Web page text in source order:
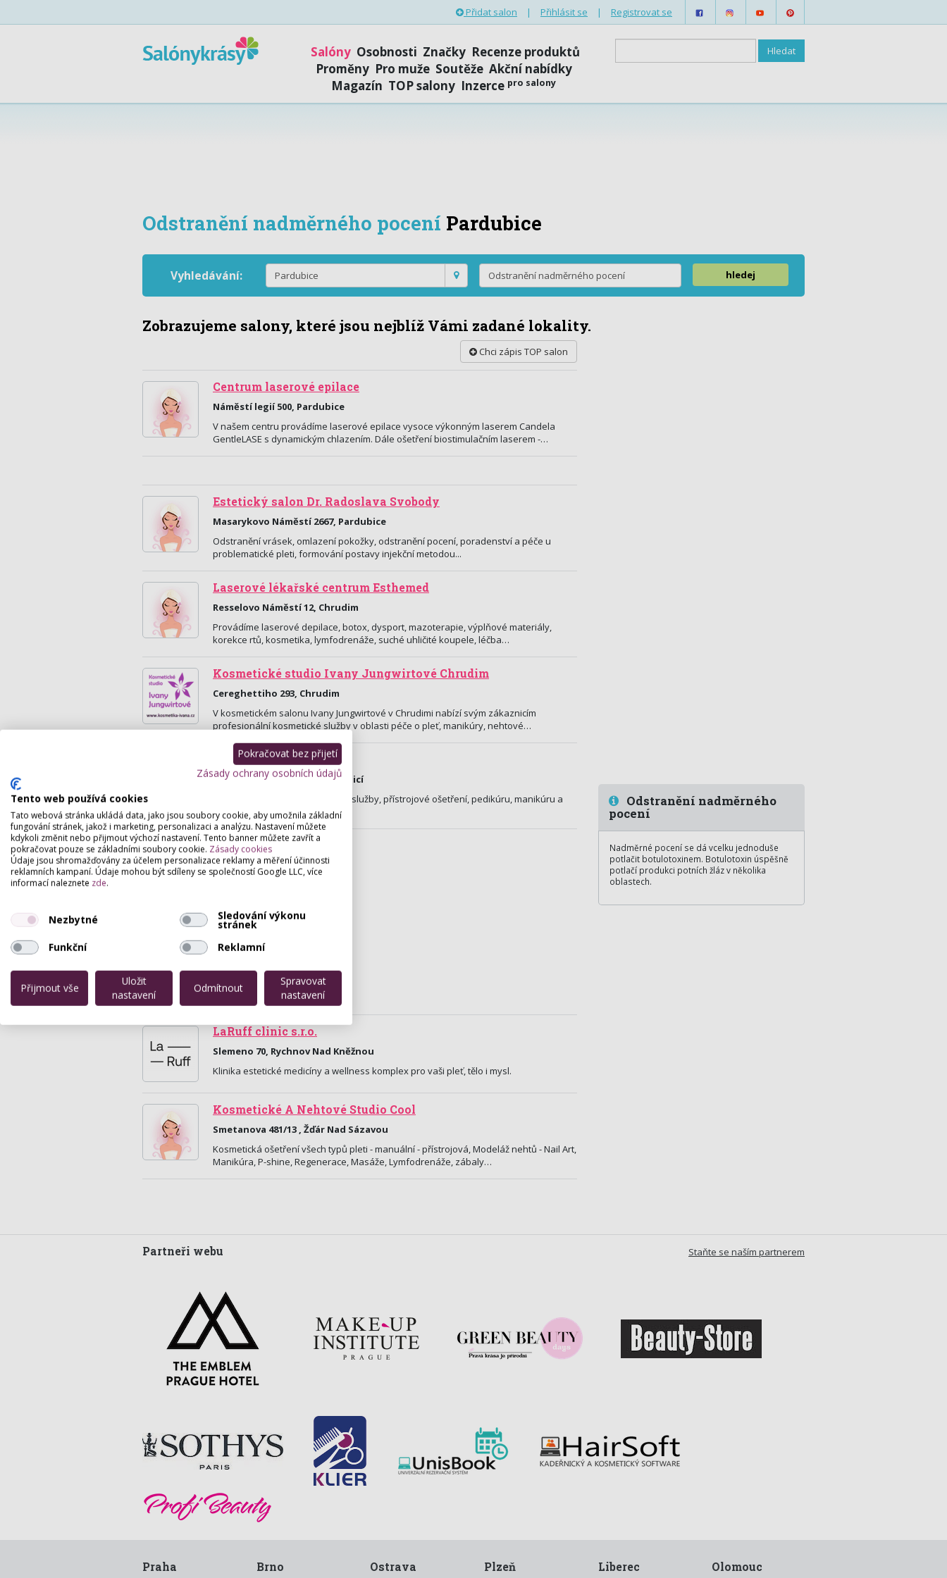
Přidat salon | Přihlásit se | Registrovat se
Salóny Osobnosti Značky Recenze produktů
Proměny Pro muže Soutěže Akční nabídky
Magazín TOP salony Inzerce pro salony
Odstranění nadměrného pocení Pardubice
Vyhledávání: hledej
Zobrazujeme salony, které jsou nejblíž Vámi zadané lokality.
Chci zápis TOP salon
Centrum laserové epilace
Náměstí legií 500, Pardubice
V našem centru provádíme laserové epilace vysoce výkonným laserem Candela
GentleLASE s dynamickým chlazením. Dále ošetření biostimulačním laserem -…
Estetický salon Dr. Radoslava Svobody
Masarykovo Náměstí 2667, Pardubice
Odstranění vrásek, omlazení pokožky, odstranění pocení, poradenství a péče u
problematické pleti, formování postavy injekční metodou...
Laserové lékařské centrum Esthemed
Resselovo Náměstí 12, Chrudim
Provádíme laserové depilace, botox, dysport, mazoterapie, výplňové materiály,
korekce rtů, kosmetika, lymfodrenáže, suché uhličité koupele, léčba…
Kosmetické studio Ivany Jungwirtové Chrudim
Cereghettiho 293, Chrudim
V kosmetickém salonu Ivany Jungwirtové v Chrudimi nabízí svým zákaznicím
profesionální kosmetické služby v oblasti péče o pleť, manikúry, nehtové…
R.Studio
Petrovičky 70, Týniště Nad Orlicí
Nabízíme kosmetické a masážní služby, přístrojové ošetření, pedikúru, manikúru a
pomoc při formování postavy.
LaRuff clinic s.r.o.
Slemeno 70, Rychnov Nad Kněžnou
Klinika estetické medicíny a wellness komplex pro vaši pleť, tělo i mysl.
Kosmetické A Nehtové Studio Cool
Smetanova 481/13 , Žďár Nad Sázavou
Kosmetická ošetření všech typů pleti - manuální - přístrojová, Modeláž nehtů - Nail Art,
Manikúra, P-shine, Regenerace, Masáže, Lymfodrenáže, zábaly…
Odstranění nadměrného
pocení
Nadměrné pocení se dá vcelku jednoduše
potlačit botulotoxinem. Botulotoxin úspěšně
potlačí produkci potních žláz v několika
oblastech.
Staňte se naším partnerem
Partneři webu
Praha Brno Ostrava Plzeň Liberec Olomouc
Pokračovat bez přijetí
Zásady ochrany osobních údajů
Tento web používá cookies
Tato webová stránka ukládá data, jako jsou soubory cookie, aby umožnila základní
fungování stránek, jakož i marketing, personalizaci a analýzu. Nastavení můžete
kdykoli změnit nebo přijmout výchozí nastavení. Tento banner můžete zavřít a
pokračovat pouze se základními soubory cookie. Zásady cookies
Údaje jsou shromažďovány za účelem personalizace reklamy a měření účinnosti
reklamních kampaní. Údaje mohou být sdíleny se společností Google LLC, více
informací naleznete zde.
Nezbytné Sledování výkonu
stránek
Funkční
Reklamní
Přijmout vše
Uložit
nastavení
Odmítnout
Spravovat
nastavení